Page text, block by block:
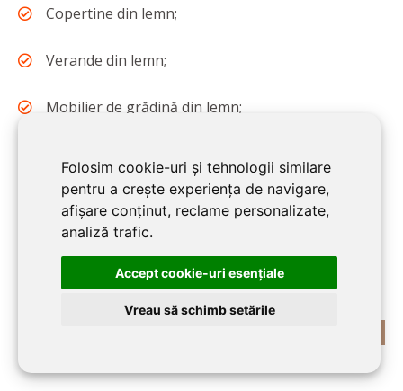
Folosim cookie-uri și tehnologii similare
pentru a crește experiența de navigare,
afișare conținut, reclame personalizate,
analiză trafic.
Accept cookie-uri esenţiale
Vreau să schimb setările
Copertine din lemn;
Verande din lemn;
Mobilier de grădină din lemn;
Balcoane din lemn;